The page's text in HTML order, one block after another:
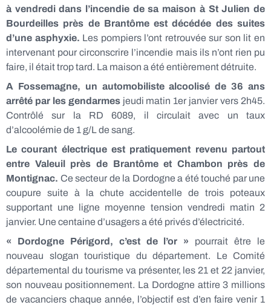
à vendredi dans l’incendie de sa maison à St Julien de
Bourdeilles près de Brantôme est décédée des suites
d’une asphyxie. Les pompiers l’ont retrouvée sur son lit en
intervenant pour circonscrire l’incendie mais ils n’ont rien pu
faire, il était trop tard. La maison a été entièrement détruite.
A Fossemagne, un automobiliste alcoolisé de 36 ans
arrêté par les gendarmesjeudi matin 1er janvier vers 2h45.
Contrôlé sur la RD 6089, il circulait avec un taux
d’alcoolémie de 1 g/L de sang.
Le courant électrique est pratiquement revenu partout
entre Valeuil près de Brantôme et Chambon près de
Montignac. Ce secteur de la Dordogne a été touché par une
coupure suite à la chute accidentelle de trois poteaux
supportant une ligne moyenne tension vendredi matin 2
janvier. Une centaine d’usagers a été privés d’électricité.
« Dordogne Périgord, c’est de l’or » pourrait être le
nouveau slogan touristique du département. Le Comité
départemental du tourisme va présenter, les 21 et 22 janvier,
son nouveau positionnement. La Dordogne attire 3 millions
de vacanciers chaque année, l’objectif est d’en faire venir 1